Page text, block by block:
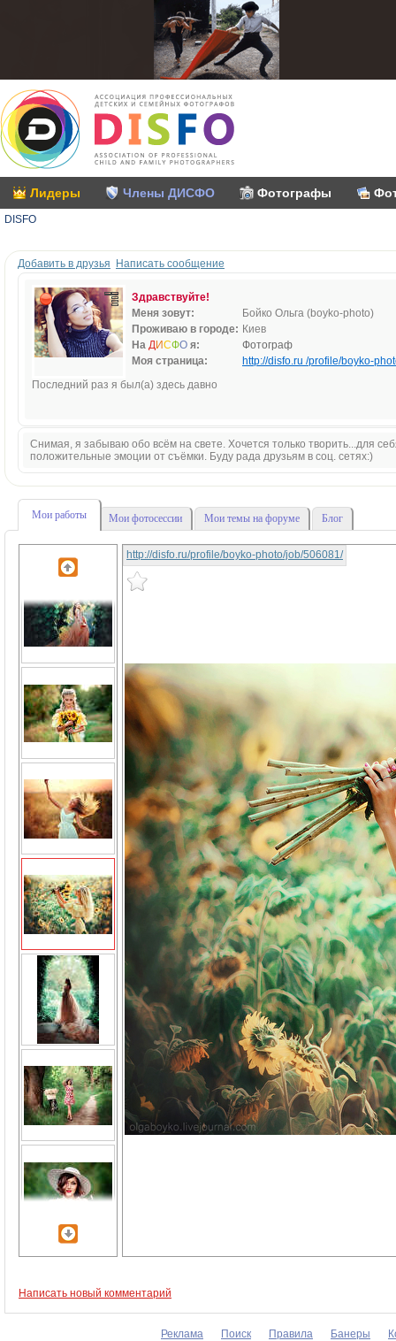
Лидеры Члены ДИСФО Фотографы
DISFO
Добавить в друзья Написать сообщение
Здравствуйте!
Меня зовут:
Бойко Ольга (boyko-photo)
Проживаю в городе: Киев
На ДИСФО я:
Фотограф
Моя страница:
http://disfo.ru /profile/boyko-
Последний раз я был(а) здесь давно
Снимая, я забываю обо всём на свете. Хочется только творить...для
положительные эмоции от съёмки. Буду рада друзьям в соц. сетях:)
Мои работы Мои фотосессии Мои темы на форуме Блог
http://disfo.ru/profile/boyko-photo/job/506081/
Написать новый комментарий
Реклама Поиск Правила Банеры